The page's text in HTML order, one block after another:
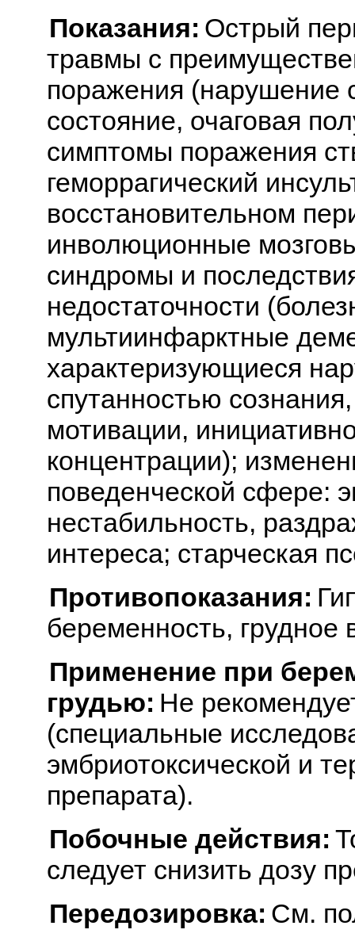
Показания: Острый
травмы с
поражения (нарушение
состояние, очаговая
симптомы поражения
геморрагический
восстановительном
инволюционные
синдромы и
недостаточности
мультиинфарктные
характеризующиеся
спутанностью
мотивации,
концентрации);
поведенческой сфере:
нестабильность,
интереса; старческая
Противопоказания:
беременность, грудное
Применение при
грудью: Не
(специальные
эмбриотоксической и
препарата).
Побочные действия:
следует снизить дозу
Передозировка: См.